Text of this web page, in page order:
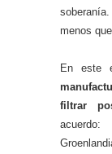
menos
En este
filtrar